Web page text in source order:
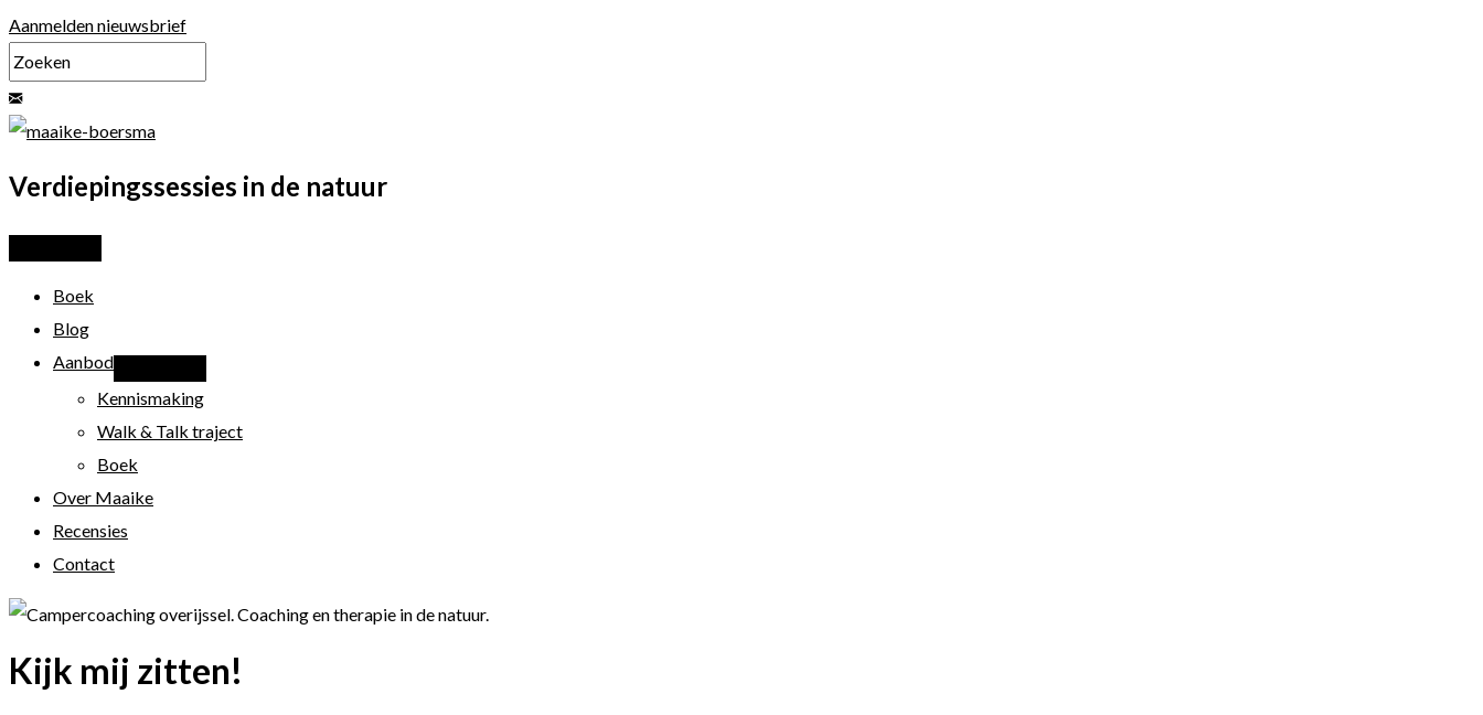
Ga
naar
de
inhoud
Aanmelden nieuwsbrief
Verdiepingssessies in de natuur
Boek
Blog
Aanbod
Kennismaking
Walk & Talk traject
Boek
Over Maaike
Recensies
Contact
Kijk mij zitten!